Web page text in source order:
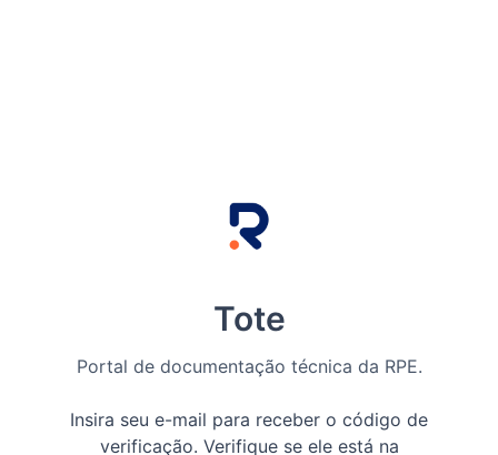
Tote
Portal de documentação técnica da RPE.
Insira seu e-mail para receber o código de
verificação. Verifique se ele está na